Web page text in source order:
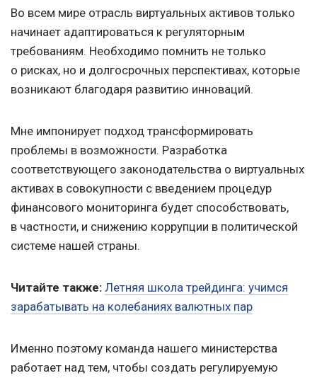
Во всем мире отрасль виртуальных активов только
начинает адаптироваться к регуляторным
требованиям. Необходимо помнить не только
о рисках, но и долгосрочных перспективах, которые
возникают благодаря развитию инноваций.
Мне импонирует подход трансформировать
проблемы в возможности. Разработка
соответствующего законодательства о виртуальных
активах в совокупности с введением процедур
финансового мониторинга будет способствовать,
в частности, и снижению коррупции в политической
системе нашей страны.
Читайте также: Летняя школа трейдинга: учимся
зарабатывать на колебаниях валютных пар
Именно поэтому команда нашего министерства
работает над тем, чтобы создать регулируемую